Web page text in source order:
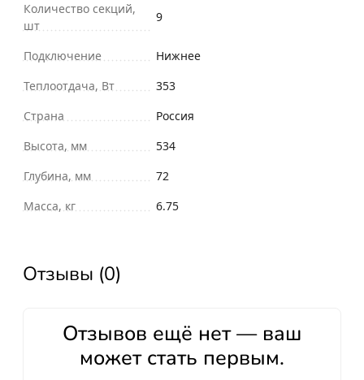
Количество секций,
шт
9
Подключение
Нижнее
Теплоотдача, Вт
353
Страна
Россия
Высота, мм
534
Глубина, мм
72
Масса, кг
6.75
Отзывы (0)
Отзывов ещё нет — ваш
может стать первым.